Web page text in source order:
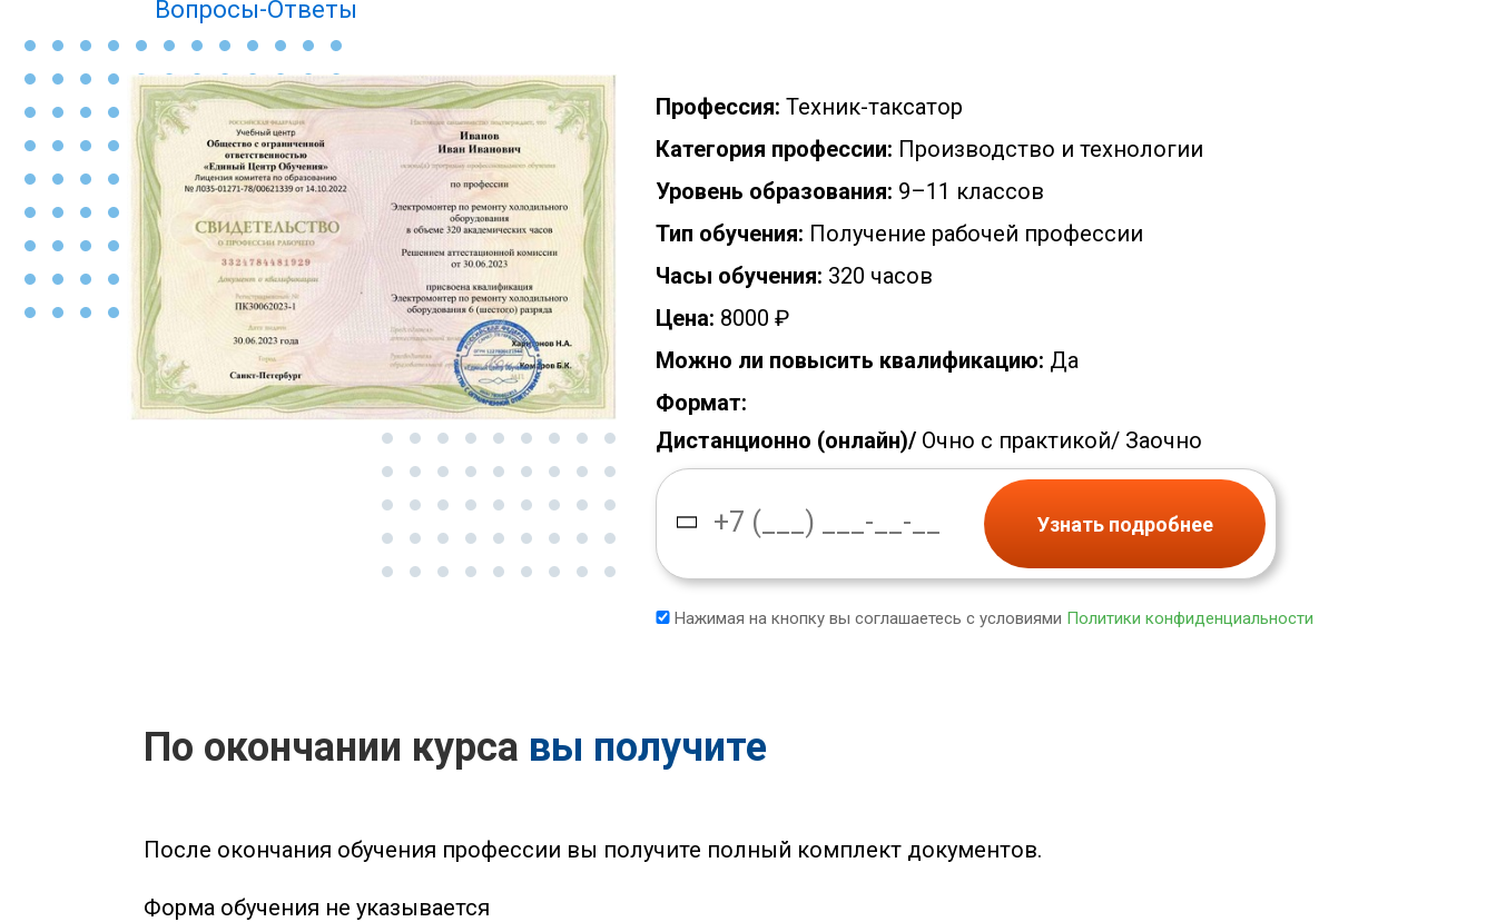
Вопросы-Ответы
Профессия: Техник-таксатор
Категория профессии: Производство и технологии
Уровень образования: 9–11 классов
Тип обучения: Получение рабочей профессии
Часы обучения: 320 часов
Цена: 8000 ₽
Можно ли повысить квалификацию: Да
Формат:
Дистанционно (онлайн)/ Очно с практикой/ Заочно
Узнать подробнее
Нажимая на кнопку вы соглашаетесь с условиями Политики конфиденциальности
По окончании курса вы получите
После окончания обучения профессии вы получите полный комплект документов.
Форма обучения не указывается